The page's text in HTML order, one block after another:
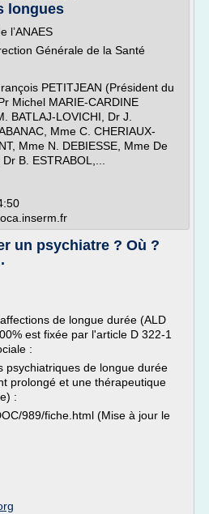
longues
l’ANAES
Générale de la Santé
PETITJEAN (Président du
Michel MARIE-CARDINE
BATLAJ-LOVICHI, Dr J.
Mme C. CHERIAUX-
Mme N. DEBIESSE, Mme De
B. ESTRABOL,...
un psychiatre ? Où ?
de longue durée (ALD
est fixée par l'article D 322-1
:
psychiatriques de longue durée
prolongé et une thérapeutique
:
989/fiche.html (Mise à jour le